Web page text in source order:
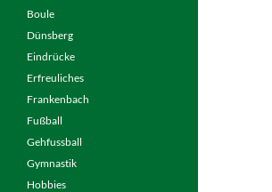
Boule
Dünsberg
Eindrücke
Erfreuliches
Frankenbach
Fußball
Gehfussball
Gymnastik
Hobbies